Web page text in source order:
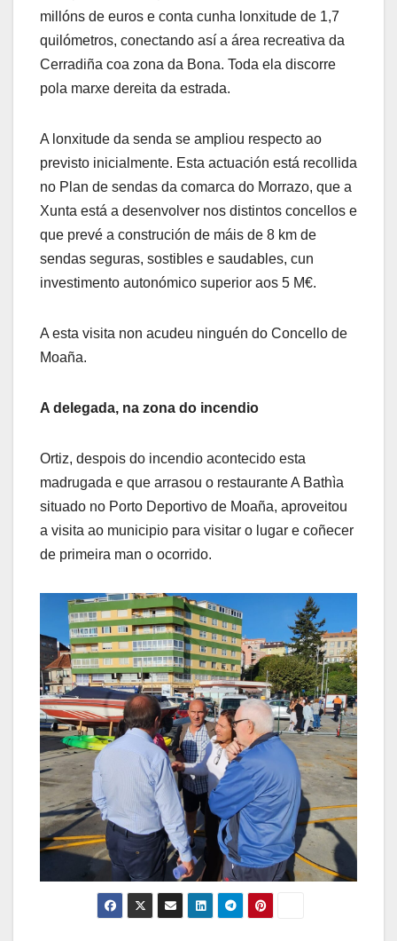
millóns de euros e conta cunha lonxitude de 1,7
quilómetros, conectando así a área recreativa da
Cerradiña coa zona da Bona. Toda ela discorre
pola marxe dereita da estrada.
A lonxitude da senda se ampliou respecto ao
previsto inicialmente. Esta actuación está recollida
no Plan de sendas da comarca do Morrazo, que a
Xunta está a desenvolver nos distintos concellos e
que prevé a construción de máis de 8 km de
sendas seguras, sostibles e saudables, cun
investimento autonómico superior aos 5 M€.
A esta visita non acudeu ninguén do Concello de
Moaña.
A delegada, na zona do incendio
Ortiz, despois do incendio acontecido esta
madrugada e que arrasou o restaurante A Bathìa
situado no Porto Deportivo de Moaña, aproveitou
a visita ao municipio para visitar o lugar e coñecer
de primeira man o ocorrido.